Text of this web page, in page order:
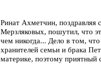
Ринат Ахметчин,
Мерзляковых, пошутил, что
чем никогда... Дело в том,
хранителей семьи и брака
материке, поэтому